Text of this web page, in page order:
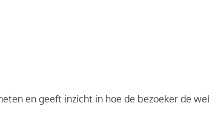
en geeft inzicht in hoe de bezoeker de